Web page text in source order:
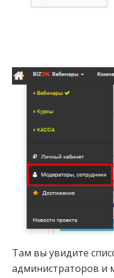
Там вы увидите
администраторов и